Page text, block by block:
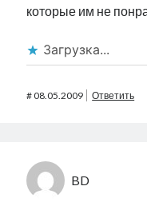
которые им не
Загрузка...
#08.05.2009 Ответить
BD